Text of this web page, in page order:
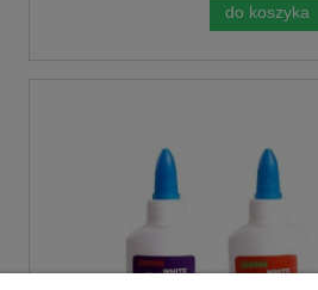
do koszyka